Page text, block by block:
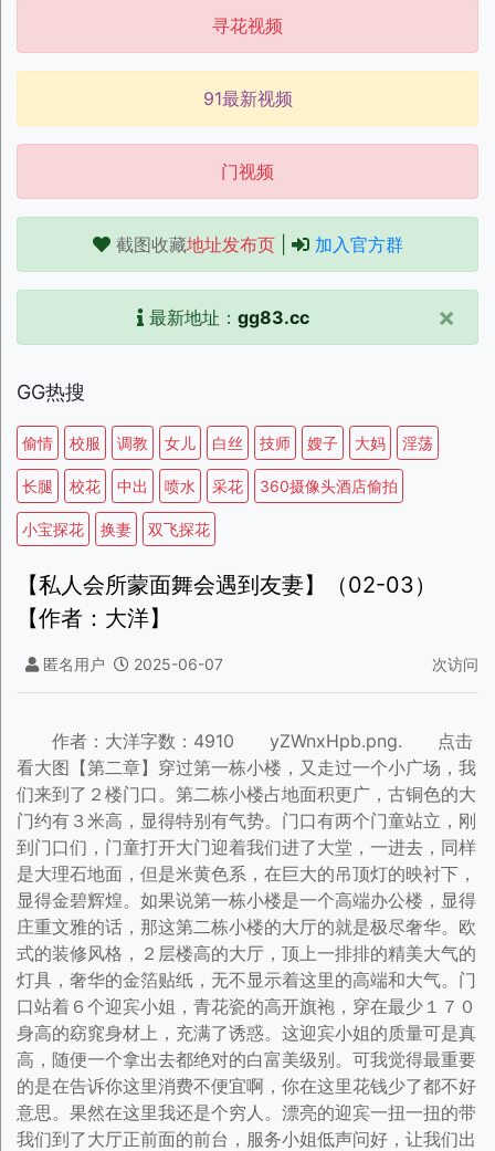
寻花视频
91最新视频
门视频
截图收藏地址发布页| 加入官方群
最新地址： gg83.cc ×
GG热搜
偷情 校服 调教 女儿 白丝 技师 嫂子 大妈 淫荡
长腿 校花 中出 喷水 采花 360摄像头酒店偷拍
小宝探花 换妻 双飞探花
【私人会所蒙面舞会遇到友妻】（02-03）
【作者：大洋】
匿名用户 2025-06-07 次访问
作者：大洋字数：4910 yZWnxHpb.png. 点击
看大图【第二章】穿过第一栋小楼，又走过一个小广场，我
们来到了２楼门口。第二栋小楼占地面积更广，古铜色的大
门约有３米高，显得特别有气势。门口有两个门童站立，刚
到门口们，门童打开大门迎着我们进了大堂，一进去，同样
是大理石地面，但是米黄色系，在巨大的吊顶灯的映衬下，
显得金碧辉煌。如果说第一栋小楼是一个高端办公楼，显得
庄重文雅的话，那这第二栋小楼的大厅的就是极尽奢华。欧
式的装修风格，２层楼高的大厅，顶上一排排的精美大气的
灯具，奢华的金箔贴纸，无不显示着这里的高端和大气。门
口站着６个迎宾小姐，青花瓷的高开旗袍，穿在最少１７０
身高的窈窕身材上，充满了诱惑。这迎宾小姐的质量可是真
高，随便一个拿出去都绝对的白富美级别。可我觉得最重要
的是在告诉你这里消费不便宜啊，你在这里花钱少了都不好
意思。果然在这里我还是个穷人。漂亮的迎宾一扭一扭的带
我们到了大厅正前面的前台，服务小姐低声问好，让我们出